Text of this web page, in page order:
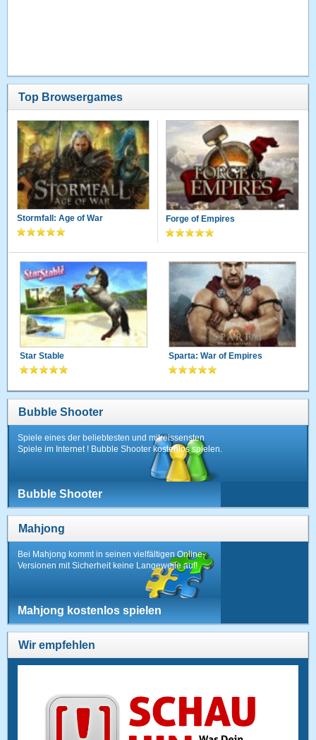
Top Browsergames
Stormfall: Age of War Forge of Empires
Star Stable Sparta: War of Empires
Bubble Shooter
Spiele eines der beliebtesten und mitreissensten
Spiele im Internet ! Bubble Shooter kostenlos spielen.
Bubble Shooter
Mahjong
Bei Mahjong kommt in seinen vielfältigen Online-
Versionen mit Sicherheit keine Langeweile auf!
Mahjong kostenlos spielen
Wir empfehlen